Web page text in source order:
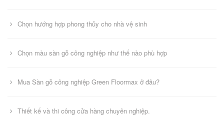
Chọn hướng hợp phong thủy cho nhà vệ sinh
Chọn màu sàn gỗ công nghiệp như thế nào phù hợp
Mua Sàn gỗ công nghiệp Green Floormax ở đâu?
Thiết kế và thi công cửa hàng chuyên nghiệp.